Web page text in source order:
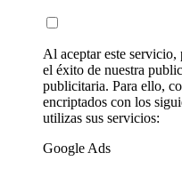
Al aceptar este
el éxito de nuestra
publicitaria. Para ello,
encriptados con los
utilizas sus servicios:
Google Ads